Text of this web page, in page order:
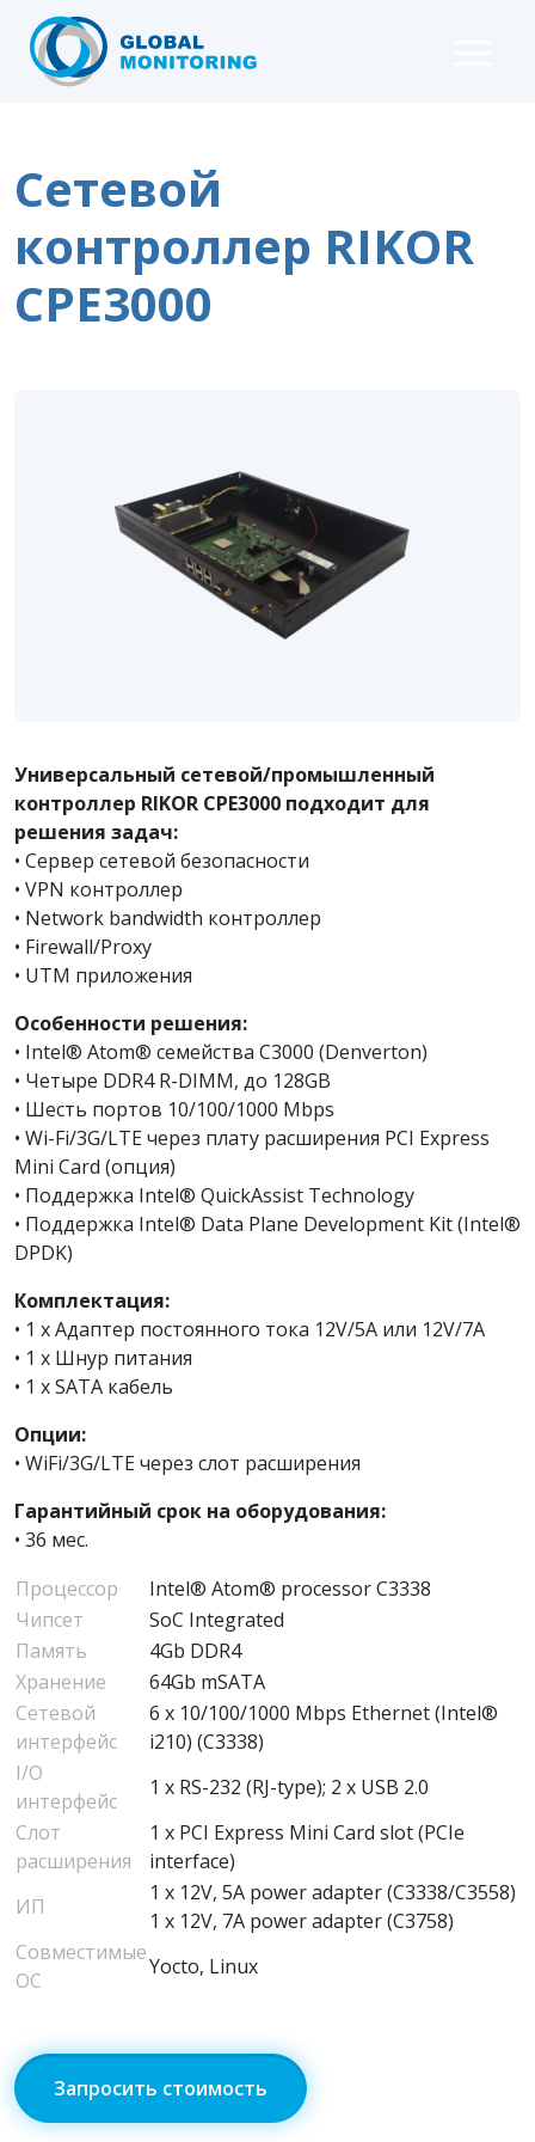
Сетевой
контроллер RIKOR
CPE3000
Универсальный сетевой/промышленный
контроллер RIKOR CPE3000 подходит для
решения задач:
• Сервер сетевой безопасности
• VPN контроллер
• Network bandwidth контроллер
• Firewall/Proxy
• UTM приложения
Особенности решения:
• Intel® Atom® семейства C3000 (Denverton)
• Четыре DDR4 R-DIMM, до 128GB
• Шесть портов 10/100/1000 Mbps
• Wi-Fi/3G/LTE через плату расширения PCI Express
Mini Card (опция)
• Поддержка Intel® QuickAssist Technology
• Поддержка Intel® Data Plane Development Kit (Intel®
DPDK)
Комплектация:
• 1 x Адаптер постоянного тока 12V/5A или 12V/7A
• 1 x Шнур питания
• 1 x SATA кабель
Опции:
• WiFi/3G/LTE через слот расширения
Гарантийный срок на оборудования:
• 36 мес.
Процессор
Intel® Atom® processor C3338
Чипсет
SoC Integrated
Память
4Gb DDR4
Хранение
64Gb mSATA
Сетевой
интерфейс
6 x 10/100/1000 Mbps Ethernet (Intel®
i210) (C3338)
I/O
интерфейс
1 x RS-232 (RJ-type); 2 x USB 2.0
Слот
расширения
1 x PCI Express Mini Card slot (PCIe
interface)
ИП
1 x 12V, 5A power adapter (C3338/C3558)
1 x 12V, 7A power adapter (C3758)
Совместимые
ОС
Yocto, Linux
Запросить стоимость